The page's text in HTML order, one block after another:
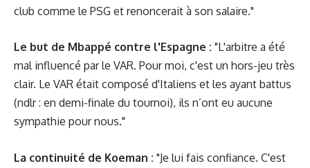
club comme le PSG et renoncerait à son salaire."
Le but de Mbappé contre l'Espagne : "L'arbitre a été
mal influencé par le VAR. Pour moi, c'est un hors-jeu très
clair. Le VAR était composé d'Italiens et les ayant battus
(ndlr : en demi-finale du tournoi), ils n’ont eu aucune
sympathie pour nous."
La continuité de Koeman : "Je lui fais confiance. C'est